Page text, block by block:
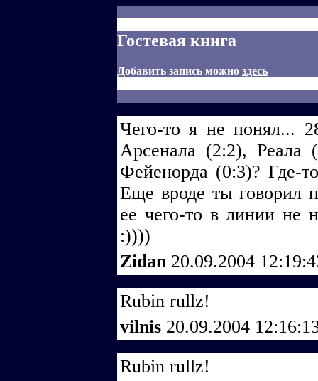
Гостевая книга
Добавить запись можно здесь
Чего-то я не понял...
Арсенала (2:2),
Фейенорда (0:3)? Где-
Еще вроде ты говорил
ее чего-то в линии не
:))))
Zidan 20.09.2004
Rubin rullz!
vilnis 20.09.2004
Rubin rullz!